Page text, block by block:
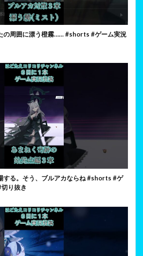
の周囲に漂う橙霧…… #shorts #ゲーム実況
する。そう、ブルアカならね #shorts #ゲ
り抜き